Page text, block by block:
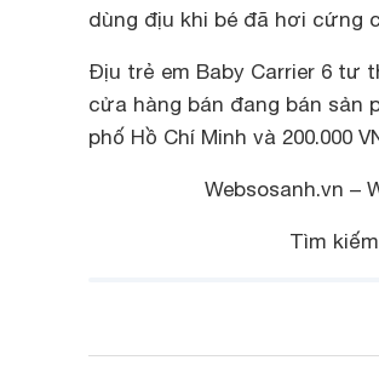
dùng địu khi bé đã hơi cứng
Địu trẻ em Baby Carrier 6 tư
cửa hàng bán đang bán sản
phố Hồ Chí Minh và 200.000
Websosanh.vn –
Tìm